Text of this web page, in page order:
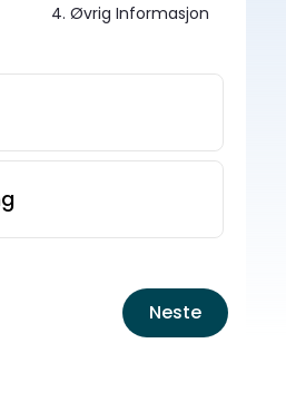
4. Øvrig Informasjon
Neste